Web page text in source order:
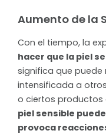
Aumento de la
Con el tiempo, la
hacer que la piel
significa que
intensificada a
o ciertos productos
piel sensible
provoca